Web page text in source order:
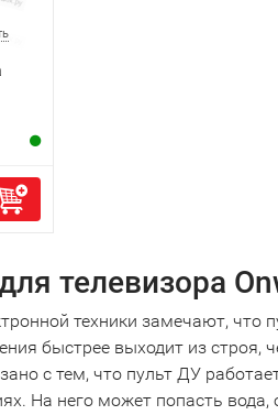
телевизора
техники замечают, что
быстрее выходит из строя,
с тем, что пульт ДУ
На него может попасть вода,